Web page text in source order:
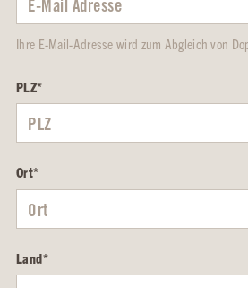
Ihre E-Mail-Adresse wird zum Abgleich von
PLZ*
Ort*
Land*